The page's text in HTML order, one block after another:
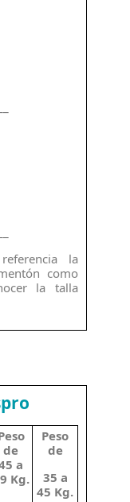
la
como
la talla
de
a
Kg.
Peso
de
35 a
45 Kg.